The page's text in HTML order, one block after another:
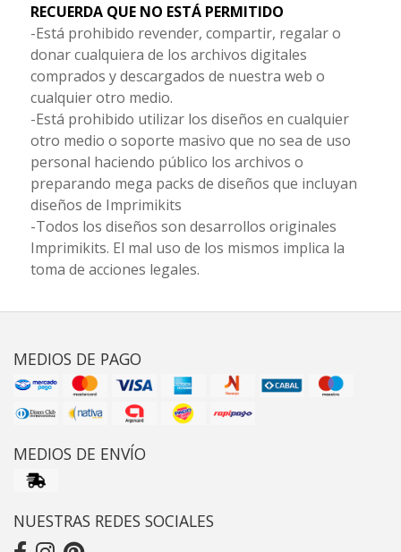
RECUERDA QUE NO ESTÁ PERMITIDO
-Está prohibido revender, compartir, regalar o
donar cualquiera de los archivos digitales
comprados y descargados de nuestra web o
cualquier otro medio.
-Está prohibido utilizar los diseños en cualquier
otro medio o soporte masivo que no sea de uso
personal haciendo público los archivos o
preparando mega packs de diseños que incluyan
diseños de Imprimikits
-Todos los diseños son desarrollos originales
Imprimikits. El mal uso de los mismos implica la
toma de acciones legales.
MEDIOS DE PAGO
MEDIOS DE ENVÍO
NUESTRAS REDES SOCIALES